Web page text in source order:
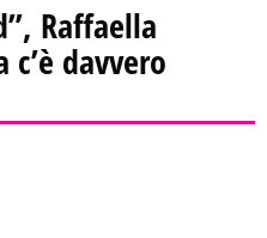
Raffaella
c’è davvero